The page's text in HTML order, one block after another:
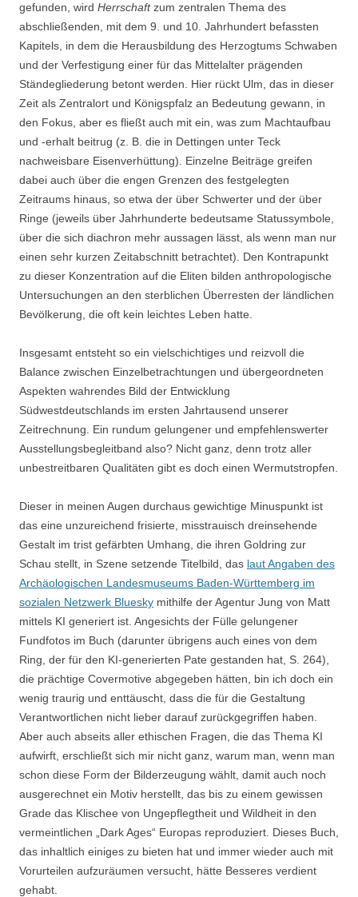
gefunden, wird Herrschaftzum zentralen Thema des
abschließenden, mit dem 9. und 10. Jahrhundert befassten
Kapitels, in dem die Herausbildung des Herzogtums Schwaben
und der Verfestigung einer für das Mittelalter prägenden
Ständegliederung betont werden. Hier rückt Ulm, das in dieser
Zeit als Zentralort und Königspfalz an Bedeutung gewann, in
den Fokus, aber es fließt auch mit ein, was zum Machtaufbau
und -erhalt beitrug (z. B. die in Dettingen unter Teck
nachweisbare Eisenverhüttung). Einzelne Beiträge greifen
dabei auch über die engen Grenzen des festgelegten
Zeitraums hinaus, so etwa der über Schwerter und der über
Ringe (jeweils über Jahrhunderte bedeutsame Statussymbole,
über die sich diachron mehr aussagen lässt, als wenn man nur
einen sehr kurzen Zeitabschnitt betrachtet). Den Kontrapunkt
zu dieser Konzentration auf die Eliten bilden anthropologische
Untersuchungen an den sterblichen Überresten der ländlichen
Bevölkerung, die oft kein leichtes Leben hatte.
Insgesamt entsteht so ein vielschichtiges und reizvoll die
Balance zwischen Einzelbetrachtungen und übergeordneten
Aspekten wahrendes Bild der Entwicklung
Südwestdeutschlands im ersten Jahrtausend unserer
Zeitrechnung. Ein rundum gelungener und empfehlenswerter
Ausstellungsbegleitband also? Nicht ganz, denn trotz aller
unbestreitbaren Qualitäten gibt es doch einen Wermutstropfen.
Dieser in meinen Augen durchaus gewichtige Minuspunkt ist
das eine unzureichend frisierte, misstrauisch dreinsehende
Gestalt im trist gefärbten Umhang, die ihren Goldring zur
Schau stellt, in Szene setzende Titelbild, das laut Angaben des
Archäologischen Landesmuseums Baden-Württemberg im
sozialen Netzwerk Bluesky mithilfe der Agentur Jung von Matt
mittels KI generiert ist. Angesichts der Fülle gelungener
Fundfotos im Buch (darunter übrigens auch eines von dem
Ring, der für den KI-generierten Pate gestanden hat, S. 264),
die prächtige Covermotive abgegeben hätten, bin ich doch ein
wenig traurig und enttäuscht, dass die für die Gestaltung
Verantwortlichen nicht lieber darauf zurückgegriffen haben.
Aber auch abseits aller ethischen Fragen, die das Thema KI
aufwirft, erschließt sich mir nicht ganz, warum man, wenn man
schon diese Form der Bilderzeugung wählt, damit auch noch
ausgerechnet ein Motiv herstellt, das bis zu einem gewissen
Grade das Klischee von Ungepflegtheit und Wildheit in den
vermeintlichen „Dark Ages“ Europas reproduziert. Dieses Buch,
das inhaltlich einiges zu bieten hat und immer wieder auch mit
Vorurteilen aufzuräumen versucht, hätte Besseres verdient
gehabt.